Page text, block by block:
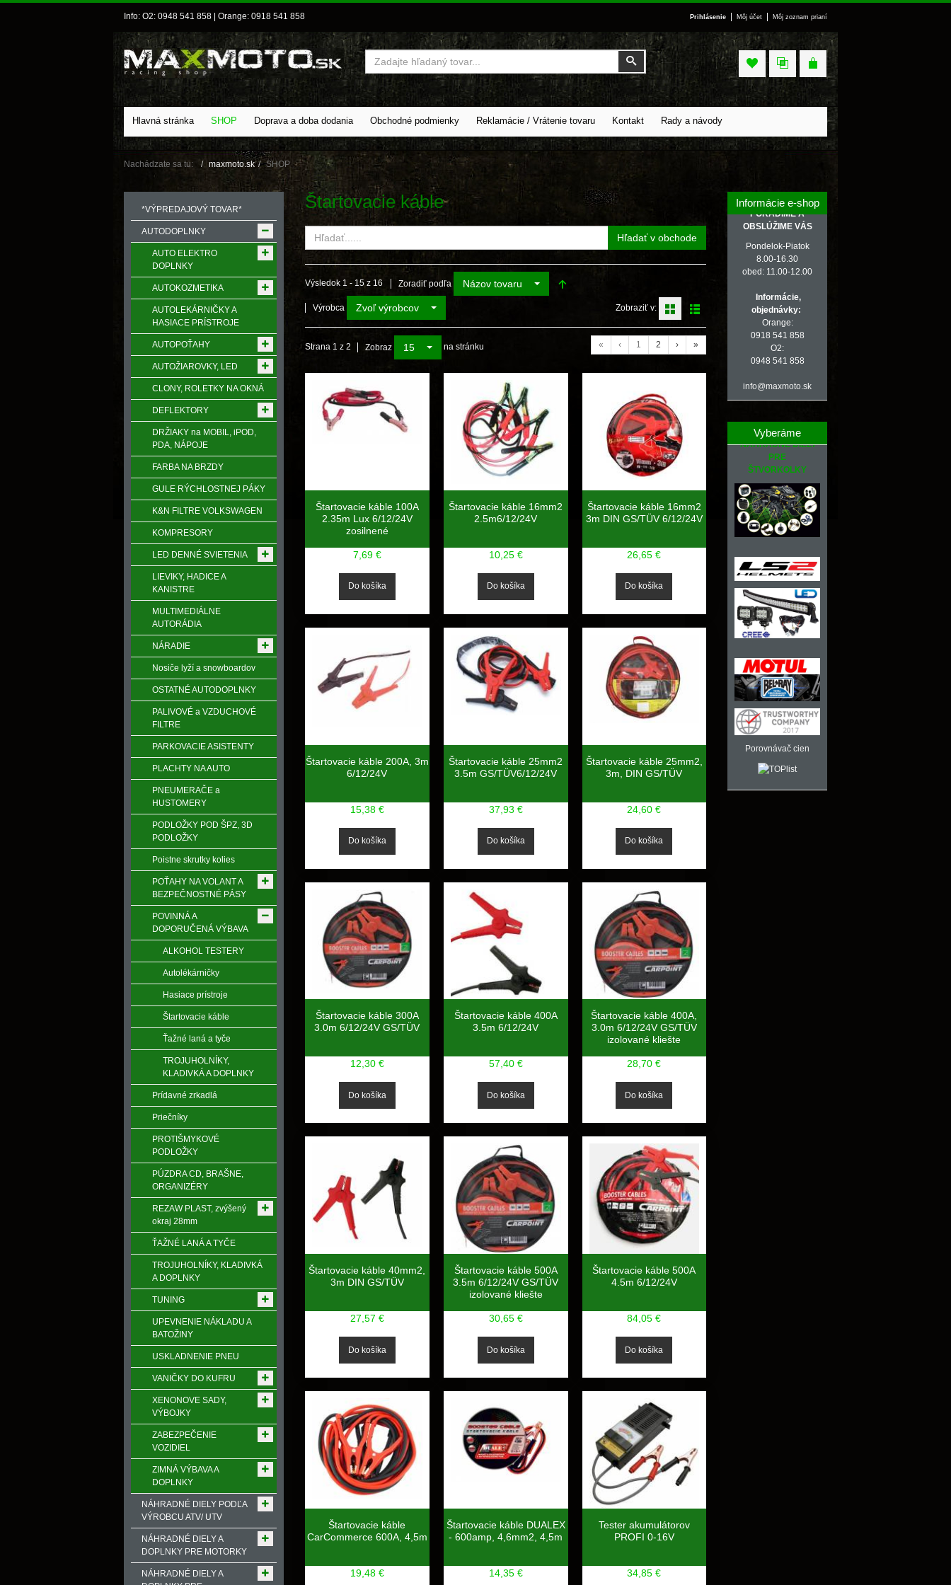
Info: O2: 0948 541 858 | Orange: 0918 541 858 Prihlásenie Môj účet Môj zoznam prianí
Vyhľadať
Vyhľadať
Hlavná stránka SHOP Doprava a doba dodania Obchodné podmienky Reklamácie / Vrátenie tovaru Kontakt Rady a návody
Nachádzate sa tu: maxmoto.sk SHOP
Štartovacie káble
Hľadať v obchode
Výsledok 1 - 15 z 16 Zoradiť podľa Názov tovaru
Výrobca Zvoľ výrobcov Zobraziť v:
Strana 1 z 2 Zobraz 15 na stránku « ‹ 1 2 › »
Štartovacie káble 100A
2.35m Lux 6/12/24V
zosilnené
7,69 €
Štartovacie káble 16mm2
2.5m6/12/24V
10,25 €
Štartovacie káble 16mm2
3m DIN GS/TÜV 6/12/24V
26,65 €
Štartovacie káble 200A, 3m
6/12/24V
15,38 €
Štartovacie káble 25mm2
3.5m GS/TÜV6/12/24V
37,93 €
Štartovacie káble 25mm2,
3m, DIN GS/TÜV
24,60 €
Štartovacie káble 300A
3.0m 6/12/24V GS/TÜV
12,30 €
Štartovacie káble 400A
3.5m 6/12/24V
57,40 €
Štartovacie káble 400A,
3.0m 6/12/24V GS/TÜV
izolované kliešte
28,70 €
Štartovacie káble 40mm2,
3m DIN GS/TÜV
27,57 €
Štartovacie káble 500A
3.5m 6/12/24V GS/TÜV
izolované kliešte
30,65 €
Štartovacie káble 500A
4.5m 6/12/24V
84,05 €
Štartovacie káble
CarCommerce 600A, 4,5m
19,48 €
Štartovacie káble DUALEX
- 600amp, 4,6mm2, 4,5m
14,35 €
Tester akumulátorov
PROFI 0-16V
34,85 €
*VÝPREDAJOVÝ TOVAR*
AUTODOPLNKY
AUTO ELEKTRO
DOPLNKY
AUTOKOZMETIKA
AUTOLEKÁRNIČKY A
HASIACE PRÍSTROJE
AUTOPOŤAHY
AUTOŽIAROVKY, LED
CLONY, ROLETKY NA OKNÁ
DEFLEKTORY
DRŽIAKY na MOBIL, iPOD,
PDA, NÁPOJE
FARBA NA BRZDY
GULE RÝCHLOSTNEJ PÁKY
K&N FILTRE VOLKSWAGEN
KOMPRESORY
LED DENNÉ SVIETENIA
LIEVIKY, HADICE A
KANISTRE
MULTIMEDIÁLNE
AUTORÁDIA
NÁRADIE
Nosiče lyží a snowboardov
OSTATNÉ AUTODOPLNKY
PALIVOVÉ a VZDUCHOVÉ
FILTRE
PARKOVACIE ASISTENTY
PLACHTY NA AUTO
PNEUMERAČE a
HUSTOMERY
PODLOŽKY POD ŠPZ, 3D
PODLOŽKY
Poistne skrutky kolies
POŤAHY NA VOLANT A
BEZPEČNOSTNÉ PÁSY
POVINNÁ A
DOPORUČENÁ VÝBAVA
ALKOHOL TESTERY
Autolékárničky
Hasiace prístroje
Štartovacie káble
Ťažné laná a tyče
TROJUHOLNÍKY,
KLADIVKÁ A DOPLNKY
Prídavné zrkadlá
Priečníky
PROTIŠMYKOVÉ
PODLOŽKY
PÚZDRA CD, BRAŠNE,
ORGANIZÉRY
REZAW PLAST, zvýšený
okraj 28mm
ŤAŽNÉ LANÁ A TYČE
TROJUHOLNÍKY, KLADIVKÁ
A DOPLNKY
TUNING
UPEVNENIE NÁKLADU A
BATOŽINY
USKLADNENIE PNEU
VANIČKY DO KUFRU
XENONOVE SADY,
VÝBOJKY
ZABEZPEČENIE
VOZIDIEL
ZIMNÁ VÝBAVA A
DOPLNKY
NÁHRADNÉ DIELY PODĽA
VÝROBCU ATV/ UTV
NÁHRADNÉ DIELY A
DOPLNKY PRE MOTORKY
NÁHRADNÉ DIELY A
Informácie e-shop
PORADÍME A
OBSLÚŽIME VÁS
Pondelok-Piatok
8.00-16.30
obed: 11.00-12.00
Informácie,
objednávky:
Orange:
0918 541 858
O2:
0948 541 858
info@maxmoto.sk
Vyberáme
NÁHRADNÉ DIELY
PRE
ŠTVORKOLKY
Porovnávač cien